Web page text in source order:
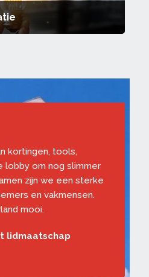
kortingen, tools,
lobby om nog slimmer
zijn we een sterke
en vakmensen.
mooi.
lidmaatschap